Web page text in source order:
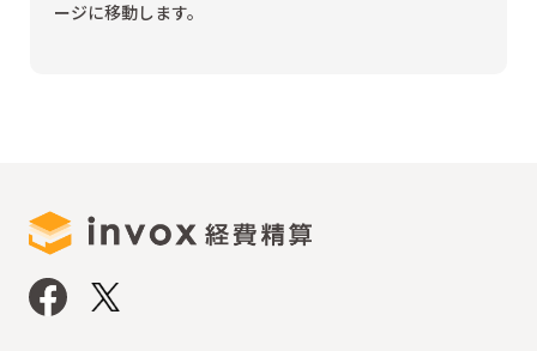
ージに移動します。